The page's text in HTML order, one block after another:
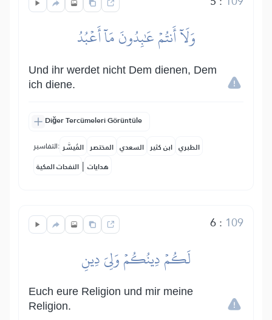
وَلَآ أَنتُمۡ عَٰبِدُونَ مَآ أَعۡبُدُ
Und ihr werdet nicht Dem dienen, Dem
ich diene.
Diğer Tercümeleri Görüntüle
التفاسير: المُيسَّر المختصر السعدي ابن كثير الطبري
النفحات المكية | هدايات
6: 109
لَكُمۡ دِينُكُمۡ وَلِيَ دِينِ
Euch eure Religion und mir meine
Religion.